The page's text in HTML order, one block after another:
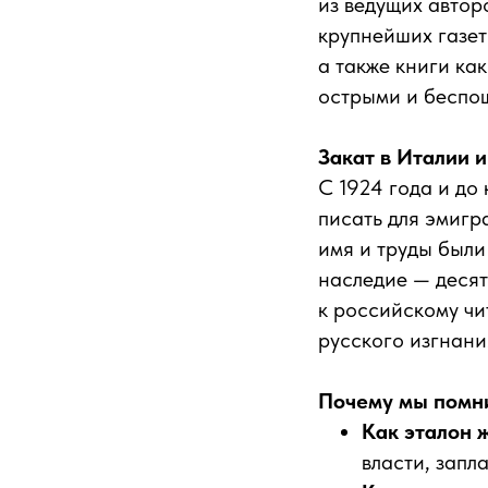
крупнейших
а также книги
острыми и
Закат в Италии
С 1924 года и до
писать для
имя и труды
наследие —
к российскому
русского
Почему мы
Как эталон
власти,